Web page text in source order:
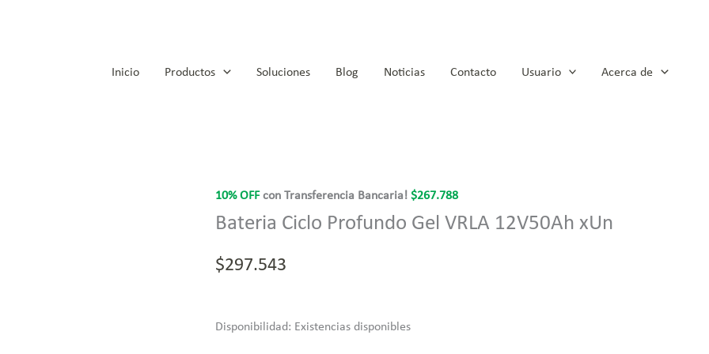
Inicio
Productos Soluciones Blog Noticias Contacto Usuario Acerca de
10% OFFcon Transferencia Bancaria!$267.788
Bateria Ciclo Profundo Gel VRLA 12V50Ah xUn
$297.543
Disponibilidad: Existencias disponibles
Gel
12V50Ah
cantidad